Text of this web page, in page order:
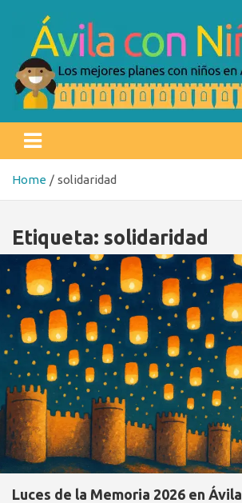
content
Ávila con niños
Home solidaridad
Etiqueta: solidaridad
Luces de la Memoria 2026 en Ávila